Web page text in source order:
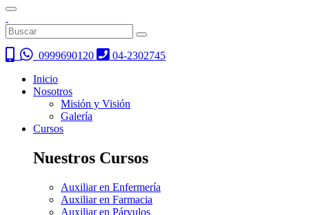
0999690120
04-2302745
Inicio
Nosotros
Misión y Visión
Galería
Cursos
Nuestros Cursos
Auxiliar en Enfermería
Auxiliar en Farmacia
Auxiliar en Párvulos